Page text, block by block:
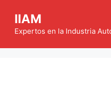
contenido
IIAM
Expertos en la Industria